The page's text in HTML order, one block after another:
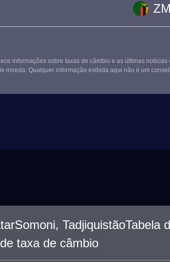
informações sobre taxas de câmbio e as últimas notícias
moeda. Qualquer informação exibida aqui não é um
TadjiquistãoTabela
taxa de câmbio